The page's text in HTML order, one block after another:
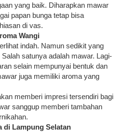
yang baik. Diharapkan mawar
papan bunga tetap bisa
di vas.
Wangi
indah. Namun sedikit yang
satunya adalah mawar. Lagi-
selain mempunyai bentuk dan
juga memiliki aroma yang
memberi impresi tersendiri bagi
sanggup memberi tambahan
di Lampung Selatan